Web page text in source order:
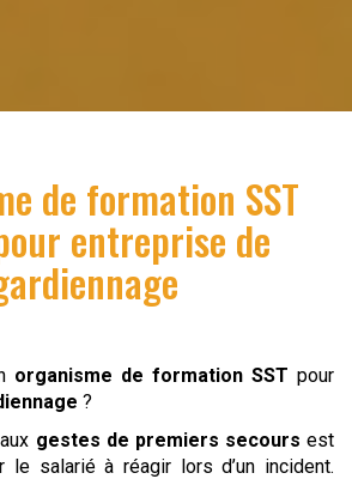
de formation SST
entreprise de
organisme de formation SST pour
?
aux gestes de premiers secours est
le salarié à réagir lors d’un incident.